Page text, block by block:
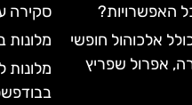
האפשרויות?
אלכוהול חופשי
אפרול שפריץ
סקירה
מלונות
מלונות